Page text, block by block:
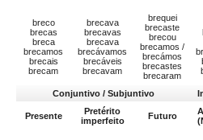
breco
brecas
breca
brecamos
brecais
brecam
brecava
brecavas
brecava
brecávamos
brecáveis
brecavam
brequei
brecaste
brecou
brecamos /
brecámos
brecastes
brecaram
Conjuntivo / Subjuntivo
Presente
Pretérito
imperfeito
Futuro